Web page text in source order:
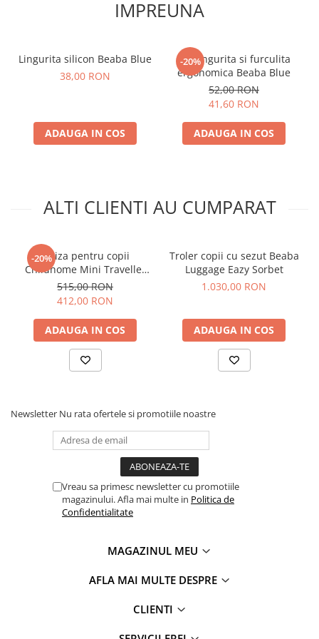
Caracteristici Valiza pentru
copii Childhome Mini Traveller
Ideala pentru 1 sau mai multe nopti.
Elastic pentru a mentine lucrurile la locul lor.
Caracteristici tehnice:
Material: 65% bumbac, 35% poliester; Captuseala: 100%
nailon.
Greutate sustinuta: 4 kg.
Intretinere: Curatati cu o carpa umeda si uscati imediat.
, brandul de produse premium pentru bebelusi
culorii, echilibrului, starii de bine pentru intreaga familie.
IMPREUNA
Lingurita silicon Beaba Blue
38,00 RON
ADAUGA IN COS
-20%
Set lingurita si furculita
ergonomica Beaba Blue
52,00 RON
41,60 RON
ADAUGA IN COS
ALTI CLIENTI AU CUMPARAT
-20%Valiza pentru copii
Childhome Mini Traveller
Albastru/Alb
515,00 RON
412,00 RON
ADAUGA IN COS
Troler copii cu sezut Beaba
Luggage Eazy Sorbet
1.030,00 RON
ADAUGA IN COS
Newsletter Nu rata ofertele si promotiile noastre
Vreau sa primesc newsletter cu promotiile
magazinului. Afla mai multe in Politica de
Confidentialitate
MAGAZINUL MEU
AFLA MAI MULTE DESPRE
CLIENTI